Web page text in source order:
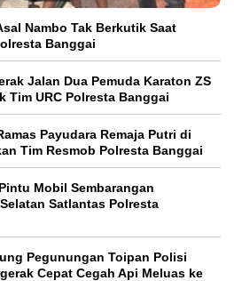
Nambo Tak Berkutik Saat
Banggai
Jalan Dua Pemuda Karaton ZS
Tim URC Polresta Banggai
Payudara Remaja Putri di
Tim Resmob Polresta Banggai
Mobil Sembarangan
Satlantas Polresta
Pegunungan Toipan Polisi
Cepat Cegah Api Meluas ke